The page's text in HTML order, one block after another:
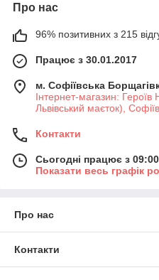
Про нас
96% позитивних з 215
Працює з 30.01.2017
м. Софіївська
Інтернет-магазин:
Львівський маєток),
Контакти
Сьогодні працює з
Показати весь графік
Про нас
Контакти